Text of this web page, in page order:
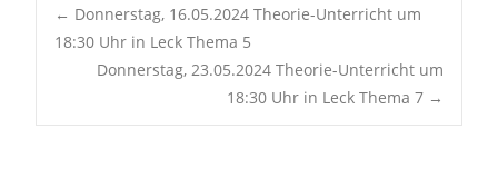
Post
navigation
← Donnerstag, 16.05.2024 Theorie-Unterricht um
18:30 Uhr in Leck Thema 5
Donnerstag, 23.05.2024 Theorie-Unterricht um
18:30 Uhr in Leck Thema 7 →